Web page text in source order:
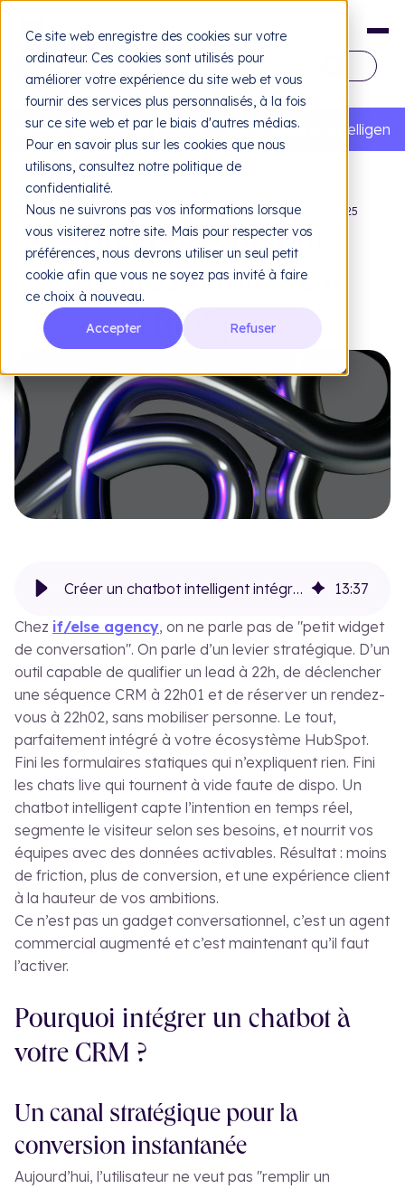
Ce site web enregistre des cookies sur votre
ordinateur. Ces cookies sont utilisés pour
améliorer votre expérience du site web et vous
fournir des services plus personnalisés, à la fois
sur ce site web et par le biais d'autres médias.
Pour en savoir plus sur les cookies que nous
utilisons, consultez notre politique de
confidentialité.
Nous ne suivrons pas vos informations lorsque
vous visiterez notre site. Mais pour respecter vos
préférences, nous devrons utiliser un seul petit
cookie afin que vous ne soyez pas invité à faire
ce choix à nouveau.
Accepter
Refuser
Design
Web design & UX/UI
L'agence
Le blog
FR EN
FR
EN
Accueil Ressources Le blog Créer un chatbot intelligent
Tous nos articles
CRM & MARKETING AUTOMATION•PUBLIÉ LE 26/06/2025
Créer un chatbot
intelligent intégré à
HubSpot
Créer un chatbot intelligent intégré à HubSpot 13:37
Chez if/else agency, on ne parle pas de "petit widget
de conversation". On parle d’un levier stratégique. D’un
outil capable de qualifier un lead à 22h, de déclencher
une séquence CRM à 22h01 et de réserver un rendez-
vous à 22h02, sans mobiliser personne. Le tout,
parfaitement intégré à votre écosystème HubSpot.
Fini les formulaires statiques qui n’expliquent rien. Fini
les chats live qui tournent à vide faute de dispo. Un
chatbot intelligent capte l’intention en temps réel,
segmente le visiteur selon ses besoins, et nourrit vos
équipes avec des données activables. Résultat : moins
de friction, plus de conversion, et une expérience client
à la hauteur de vos ambitions.
Ce n’est pas un gadget conversationnel, c’est un agent
commercial augmenté et c’est maintenant qu’il faut
l’activer.
Pourquoi intégrer un chatbot à
votre CRM ?
Un canal stratégique pour la
conversion instantanée
Aujourd’hui, l’utilisateur ne veut pas "remplir un